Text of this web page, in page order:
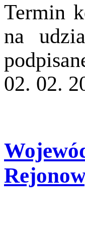
Termin
na
02. 02.